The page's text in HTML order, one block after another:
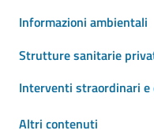
Informazioni ambientali
Strutture sanitarie
Interventi straordinari e
Altri contenuti